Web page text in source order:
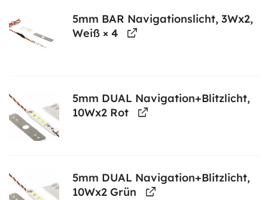
5mm BAR Navigationslicht, 3Wx2,
Weiß × 4
5mm DUAL Navigation+Blitzlicht,
10Wx2 Rot
5mm DUAL Navigation+Blitzlicht,
10Wx2 Grün